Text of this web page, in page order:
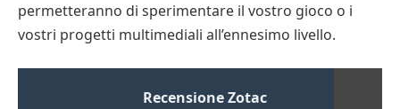
permetteranno di sperimentare il vostro gioco o i
vostri progetti multimediali all’ennesimo livello.
Recensione Zotac